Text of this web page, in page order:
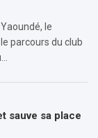
le
parcours du club
sauve sa place